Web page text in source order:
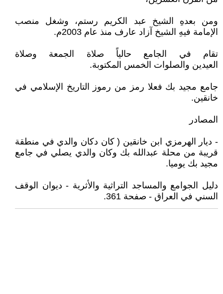
ومن بعدهِ الشيخ عبد الكريم رستم، وشغل منصب
الإمامة فيهِ الشيخ آزاد عارف منذ عام 2003م.
تقام في الجامع حالياً صلاة الجمعة وصلاة
العيدين والصلوات الخمس المكتوبة.
جامع مجيد بك فعلا رمز من رموز التاريخ الإسلامي في
خانقين.
المصادر
- ديار الهرمزي ابن خانقين ( كان دكان والدي في منطقة
قريبة من محلة عبدالله بك وكان والدي يصلي في جامع
مجيد بك يوميا.
دليل الجوامع والمساجد التراثية والأثرية - ديوان الوقف
السني في العراق - صفحة 361.